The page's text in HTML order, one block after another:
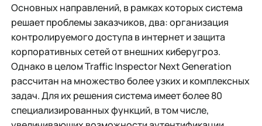
Основных направлений, в рамках которых система
решает проблемы заказчиков, два: организация
контролируемого доступа в интернет и защита
корпоративных сетей от внешних киберугроз.
Однако в целом Traffic Inspector Next Generation
рассчитан на множество более узких и комплексных
задач. Для их решения система имеет более 80
специализированных функций, в том числе,